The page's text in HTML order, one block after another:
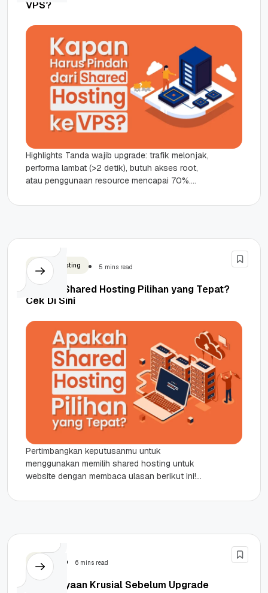
VPS?
Highlights Tanda wajib upgrade: trafik melonjak,
performa lambat (>2 detik), butuh akses root,
atau penggunaan resource mencapai 70%.
fleksibel, keamanan...
Shared Hosting 5 mins read
Apakah Shared Hosting Pilihan yang Tepat?
Cek Di Sini
Pertimbangkan keputusanmu untuk
menggunakan memilih shared hosting untuk
website dengan membaca ulasan berikut ini!
berbagi sumber daya server yang sangat...
Hosting 6 mins read
7 Pertanyaan Krusial Sebelum Upgrade